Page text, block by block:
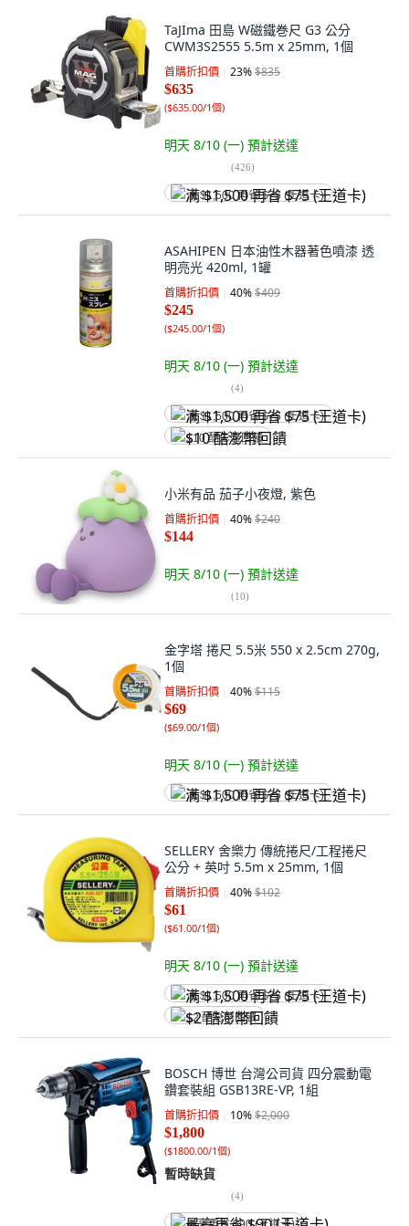
TaJIma 田島 W磁鐵巻尺 G3 公分
CWM3S2555 5.5m x 25mm, 1個
首購折扣價 23%$835
$635
($635.00/1個)
明天 8/10 (一) 預計送達
(426)
满 $1,500 再省 $75 (王道卡)
ASAHIPEN 日本油性木器著色噴漆 透
明亮光 420ml, 1罐
首購折扣價 40%$409
$245
($245.00/1個)
明天 8/10 (一) 預計送達
(4)
满 $1,500 再省 $75 (王道卡)
$10 酷澎幣回饋
小米有品 茄子小夜燈, 紫色
首購折扣價 40%$240
$144
明天 8/10 (一) 預計送達
(10)
金字塔 捲尺 5.5米 550 x 2.5cm 270g,
1個
首購折扣價 40%$115
$69
($69.00/1個)
明天 8/10 (一) 預計送達
满 $1,500 再省 $75 (王道卡)
SELLERY 舍樂力 傳統捲尺/工程捲尺
公分 + 英吋 5.5m x 25mm, 1個
首購折扣價 40%$102
$61
($61.00/1個)
明天 8/10 (一) 預計送達
满 $1,500 再省 $75 (王道卡)
$2 酷澎幣回饋
BOSCH 博世 台灣公司貨 四分震動電
鑽套裝組 GSB13RE-VP, 1組
首購折扣價 10%$2,000
$1,800
($1800.00/1個)
暫時缺貨
(4)